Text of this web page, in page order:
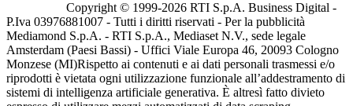
Copyright © 1999-2026 RTI S.p.A. Business Digital -
P.Iva 03976881007 - Tutti i diritti riservati - Per la pubblicità
Mediamond S.p.A. - RTI S.p.A., Mediaset N.V., sede legale
Amsterdam (Paesi Bassi) - Uffici Viale Europa 46, 20093 Cologno
Monzese (MI)Rispetto ai contenuti e ai dati personali trasmessi e/o
riprodotti è vietata ogni utilizzazione funzionale all’addestramento di
sistemi di intelligenza artificiale generativa. È altresì fatto divieto